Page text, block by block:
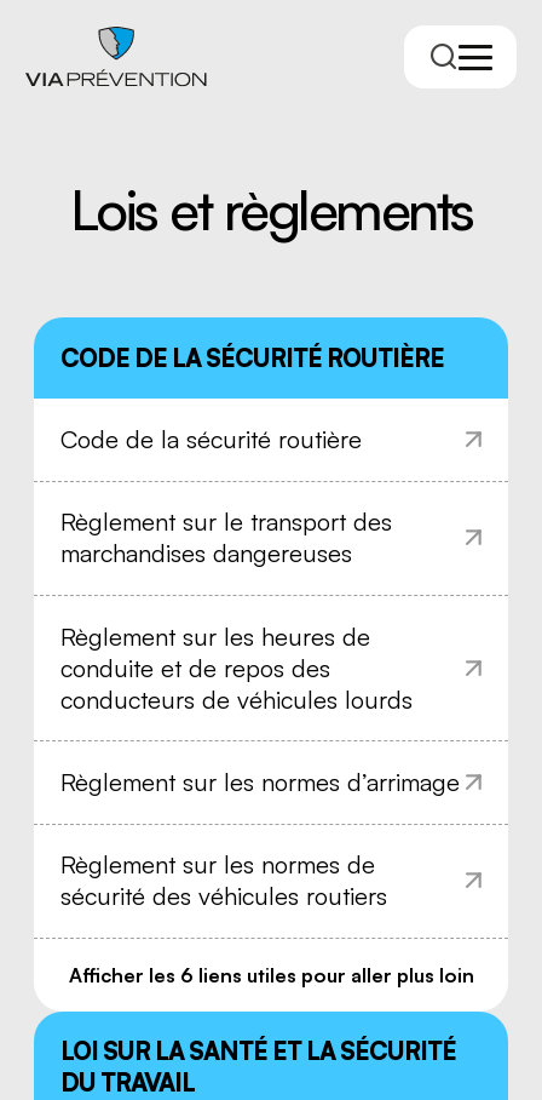
RMPPÉ
Lois et règlements
CODE DE LA SÉCURITÉ ROUTIÈRE
Code de la sécurité routière
Règlement sur le transport des
marchandises dangereuses
Règlement sur les heures de
conduite et de repos des
conducteurs de véhicules lourds
Règlement sur les normes d’arrimage
Règlement sur les normes de
sécurité des véhicules routiers
Règlement sur les véhicules routiers
adaptés au transport des personnes
handicapées
Afficher les 6 liens utiles pour aller plus loin
LOI SUR LA SANTÉ ET LA SÉCURITÉ
DU TRAVAIL